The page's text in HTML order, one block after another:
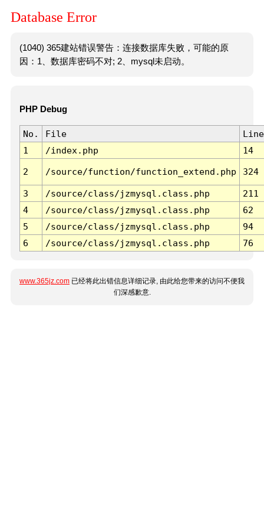
Database Error
(1040) 365建站错误警告：连接数据库失败，可能的原
因：1、数据库密码不对; 2、mysql未启动。
PHP Debug
No. File
Line
1
/index.php 14
2 /source/function/function_extend.php 324
3 /source/class/jzmysql.class.php
211
4
/source/class/jzmysql.class.php
62
5
/source/class/jzmysql.class.php
94
6
/source/class/jzmysql.class.php 76
www.365jz.com 已经将此出错信息详细记录, 由此给您带来的访问不便我
们深感歉意.